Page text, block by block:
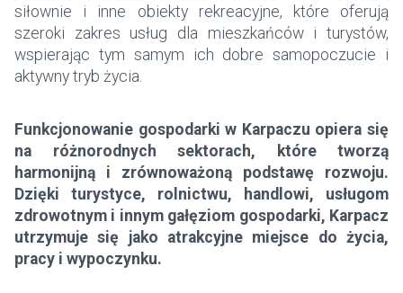
siłownie i inne obiekty rekreacyjne, które oferują
szeroki zakres usług dla mieszkańców i turystów,
wspierając tym samym ich dobre samopoczucie i
aktywny tryb życia.
Funkcjonowanie gospodarki w Karpaczu opiera się
na różnorodnych sektorach, które tworzą
harmonijną i zrównoważoną podstawę rozwoju.
Dzięki turystyce, rolnictwu, handlowi, usługom
zdrowotnym i innym gałęziom gospodarki, Karpacz
utrzymuje się jako atrakcyjne miejsce do życia,
pracy i wypoczynku.